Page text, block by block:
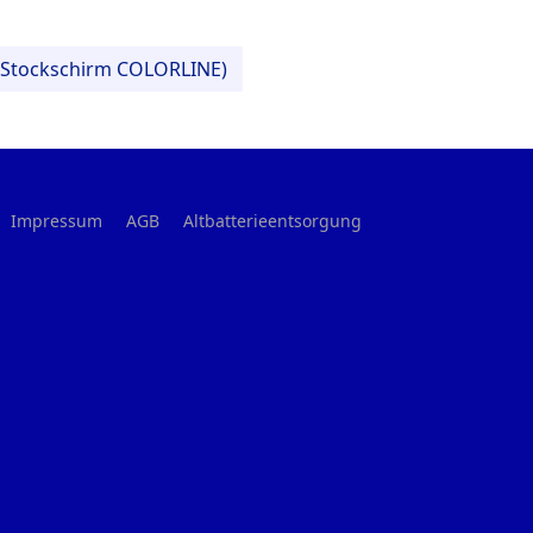
COLORLINE)
Impressum AGB Altbatterieentsorgung